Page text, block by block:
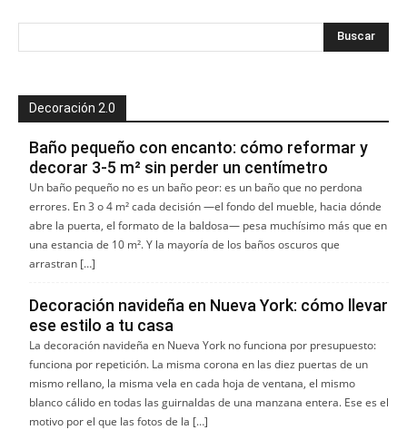
Decoración 2.0
Baño pequeño con encanto: cómo reformar y
decorar 3-5 m² sin perder un centímetro
Un baño pequeño no es un baño peor: es un baño que no perdona
errores. En 3 o 4 m² cada decisión —el fondo del mueble, hacia dónde
abre la puerta, el formato de la baldosa— pesa muchísimo más que en
una estancia de 10 m². Y la mayoría de los baños oscuros que
arrastran […]
Decoración navideña en Nueva York: cómo llevar
ese estilo a tu casa
La decoración navideña en Nueva York no funciona por presupuesto:
funciona por repetición. La misma corona en las diez puertas de un
mismo rellano, la misma vela en cada hoja de ventana, el mismo
blanco cálido en todas las guirnaldas de una manzana entera. Ese es el
motivo por el que las fotos de la […]